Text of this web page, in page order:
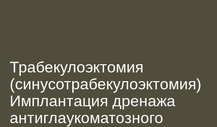
Трабекулоэктомия
(синусотрабекулоэктомия)
Имплантация дренажа
антиглаукоматозного